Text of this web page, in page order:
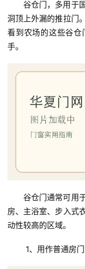
谷仓门，多用于
洞顶上外漏的推拉门
看到农场的这些谷
手。
谷仓门通常可用
房、主浴室、步入式
动性较高的区域。
1、用作普通房门